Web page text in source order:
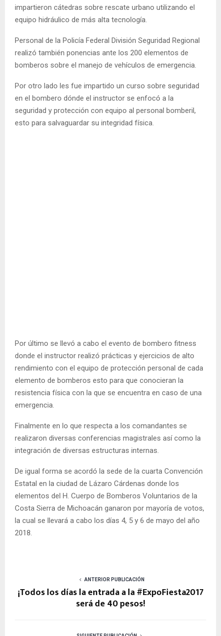
impartieron cátedras sobre rescate urbano utilizando el
equipo hidráulico de más alta tecnología.
Personal de la Policía Federal División Seguridad Regional
realizó también ponencias ante los 200 elementos de
bomberos sobre el manejo de vehículos de emergencia.
Por otro lado les fue impartido un curso sobre seguridad
en el bombero dónde el instructor se enfocó a la
seguridad y protección con equipo al personal bomberil,
esto para salvaguardar su integridad física.
Por último se llevó a cabo el evento de bombero fitness
donde el instructor realizó prácticas y ejercicios de alto
rendimiento con el equipo de protección personal de cada
elemento de bomberos esto para que conocieran la
resistencia física con la que se encuentra en caso de una
emergencia.
Finalmente en lo que respecta a los comandantes se
realizaron diversas conferencias magistrales así como la
integración de diversas estructuras internas.
De igual forma se acordó la sede de la cuarta Convención
Estatal en la ciudad de Lázaro Cárdenas donde los
elementos del H. Cuerpo de Bomberos Voluntarios de la
Costa Sierra de Michoacán ganaron por mayoría de votos,
la cual se llevará a cabo los días 4, 5 y 6 de mayo del año
2018.
ANTERIOR PUBLICACIÓN
¡Todos los días la entrada a la #ExpoFiesta2017
será de 40 pesos!